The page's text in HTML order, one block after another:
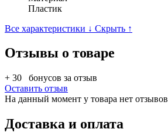
Пластик
Все характеристики ↓ Скрыть ↑
Отзывы о товаре
+ 30
бонусов за отзыв
Оставить отзыв
На данный момент у товара нет отзывов
Доставка и оплата